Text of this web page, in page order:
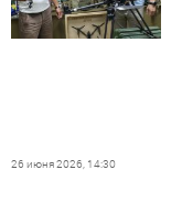
26 июня 2026, 14:30